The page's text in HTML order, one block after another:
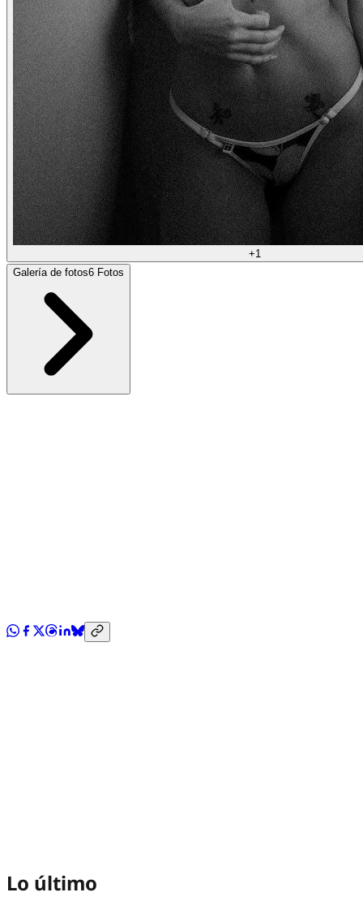
+1
Galería de fotos6 Fotos
Lo último